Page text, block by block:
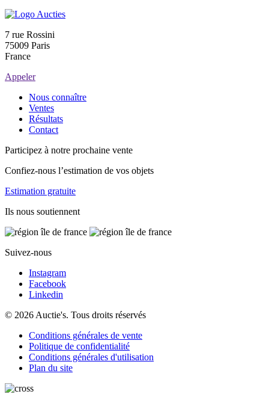
7 rue Rossini
75009 Paris
France
Appeler
Nous connaître
Ventes
Résultats
Contact
Participez à notre prochaine vente
Confiez-nous l’estimation de vos objets
Estimation gratuite
Ils nous soutiennent
Suivez-nous
Instagram
Facebook
Linkedin
© 2026 Auctie's. Tous droits réservés
Conditions générales de vente
Politique de confidentialité
Conditions générales d'utilisation
Plan du site